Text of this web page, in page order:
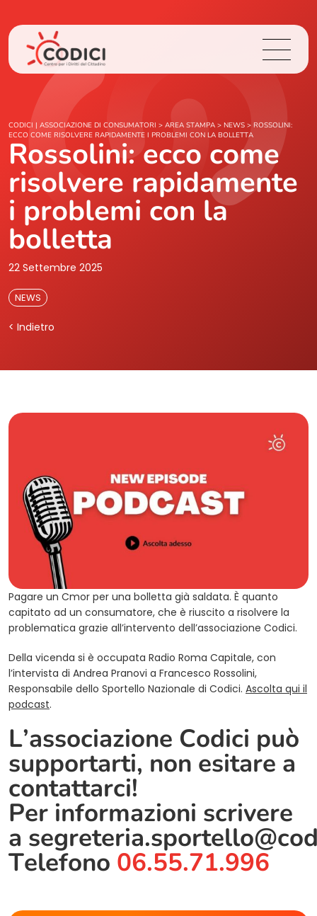
Chi Siamo
Cosa Facciamo
Area Stampa
CODICI | ASSOCIAZIONE DI CONSUMATORI > AREA STAMPA > NEWS > ROSSOLINI:
ECCO COME RISOLVERE RAPIDAMENTE I PROBLEMI CON LA BOLLETTA
Rossolini: ecco come
risolvere rapidamente
i problemi con la
bolletta
22 Settembre 2025
NEWS
< Indietro
Pagare un Cmor per una bolletta già saldata. È quanto
capitato ad un consumatore, che è riuscito a risolvere la
problematica grazie all’intervento dell’associazione Codici.
Della vicenda si è occupata Radio Roma Capitale, con
l’intervista di Andrea Pranovi a Francesco Rossolini,
Responsabile dello Sportello Nazionale di Codici. Ascolta qui il
podcast.
L’associazione Codici può
supportarti, non esitare a
contattarci!
Per informazioni scrivere
a
Telefono 06.55.71.996